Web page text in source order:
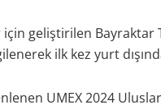
geliştirilen Bayraktar
ilk kez yurt
UMEX 2024